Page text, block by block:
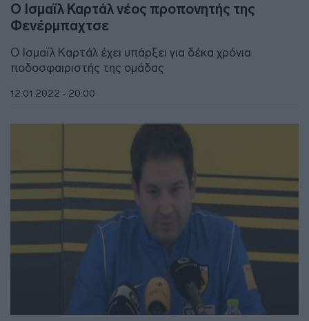
Ο Ισμαϊλ Καρτάλ νέος προπονητής της
Φενέρμπαχτσε
Ο Ισμαϊλ Καρτάλ έχει υπάρξει για δέκα χρόνια
ποδοσφαιριστής της ομάδας
12.01.2022 - 20:00